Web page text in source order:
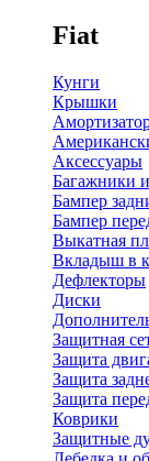
Fiat
Кунги
Крышки
Аксессуары
Багажники
Бампер
Бампер
Выкатная
Вкладыш в
Дефлекторы
Диски
Защитная
Защита
Защита
Защита
Коврики
Защитные